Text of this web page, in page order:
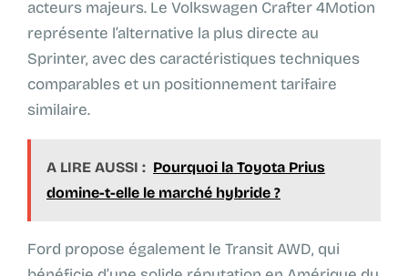
acteurs majeurs. Le Volkswagen Crafter 4Motion
représente l’alternative la plus directe au
Sprinter, avec des caractéristiques techniques
comparables et un positionnement tarifaire
similaire.
A LIRE AUSSI : Pourquoi la Toyota Prius
domine-t-elle le marché hybride ?
Ford propose également le Transit AWD, qui